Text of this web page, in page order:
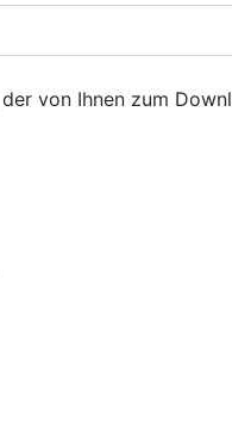
von Ihnen zum